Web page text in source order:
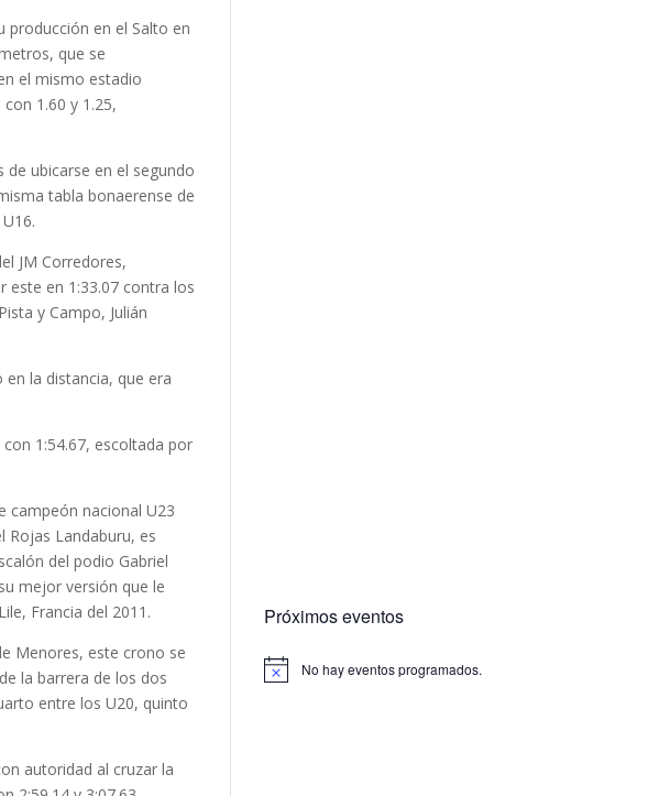
producción en el Salto en
que se
el mismo estadio
1.60 y 1.25,
ubicarse en el segundo
tabla bonaerense de
JM Corredores,
este en 1:33.07 contra los
y Campo, Julián
la distancia, que era
1:54.67, escoltada por
campeón nacional U23
Rojas Landaburu, es
del podio Gabriel
mejor versión que le
Francia del 2011.
Menores, este crono se
la barrera de los dos
entre los U20, quinto
autoridad al cruzar la
Próximos eventos
No hay eventos programados.